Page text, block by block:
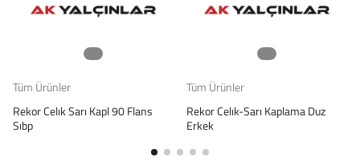
Tüm Ürünler
Rekor Celık Sarı Kapl 90 Flans
Sıbp
Tüm Ürünler
Rekor Celık-Sarı Kaplama Duz
Erkek